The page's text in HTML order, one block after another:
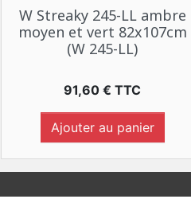
Aperçu rapide
W Streaky 245-LL ambre
moyen et vert 82x107cm
(W 245-LL)
Prix
91,60 € TTC
Ajouter au panier